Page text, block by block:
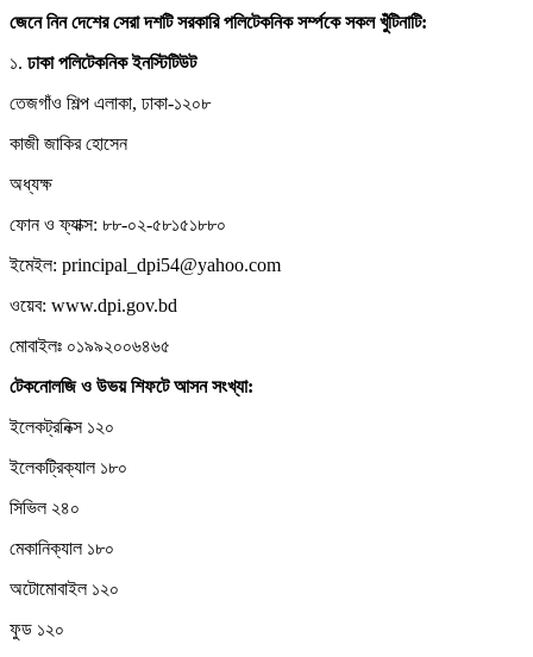
জেনে নিন দেশের সেরা দশটি সরকারি পলিটেকনিক সর্ম্পকে সকল খুঁটিনাটি:
১. ঢাকাপলিটেকনিকইনস্টিটিউট
তেজগাঁও শিল্প এলাকা, ঢাকা-১২০৮
কাজী জাকির হোসেন
অধ্যক্ষ
ফোন ও ফ্যাক্স: ৮৮-০২-৫৮১৫১৮৮০
ইমেইল: principal_dpi54@yahoo.com
ওয়েব: www.dpi.gov.bd
মোবাইলঃ ০১৯৯২০০৬৪৬৫
টেকনোলজিও উভয়শিফটেআসনসংখ্যা:
ইলেকট্রনিক্স ১২০
ইলেকট্রিক্যাল ১৮০
সিভিল ২৪০
মেকানিক্যাল ১৮০
অটোমোবাইল ১২০
ফুড ১২০